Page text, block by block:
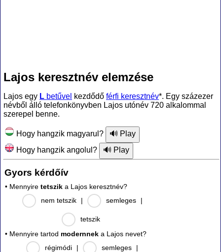
Lajos keresztnév elemzése
Lajos egy L betűvel kezdődő férfi keresztnév*. Egy százezer
névből álló telefonkönyvben Lajos utónév 720 alkalommal
szerepel benne.
Hogy hangzik magyarul?
Hogy hangzik angolul?
Gyors kérdőív
• Mennyire tetszik a Lajos keresztnév?
nem tetszik
| semleges |
tetszik
• Mennyire tartod modernnek a Lajos nevet?
régimódi
| semleges |